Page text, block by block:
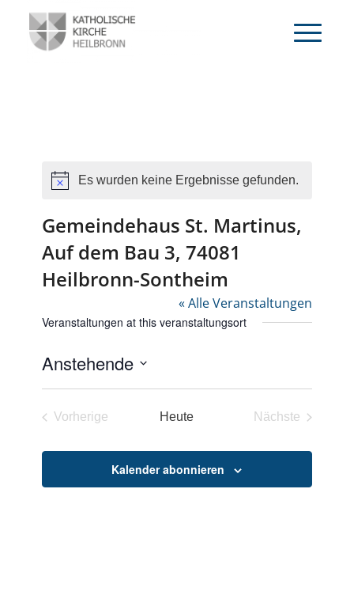
Hinweis
Es wurden keine Ergebnisse gefunden.
Gemeindehaus St. Martinus,
Auf dem Bau 3, 74081
Heilbronn-Sontheim
« Alle Veranstaltungen
Veranstaltungen at this veranstaltungsort
Anstehende
Datum
Vorherige
Heute
Nächste
Kalender abonnieren